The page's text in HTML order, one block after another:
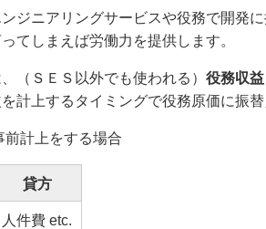
ジニアリングサービスや役務で開発
てしまえば労働力を提供します。
（ＳＥＳ以外でも使われる） 役務収益
計上するタイミングで役務原価に振
計上をする場合
貸方
人件費 etc.